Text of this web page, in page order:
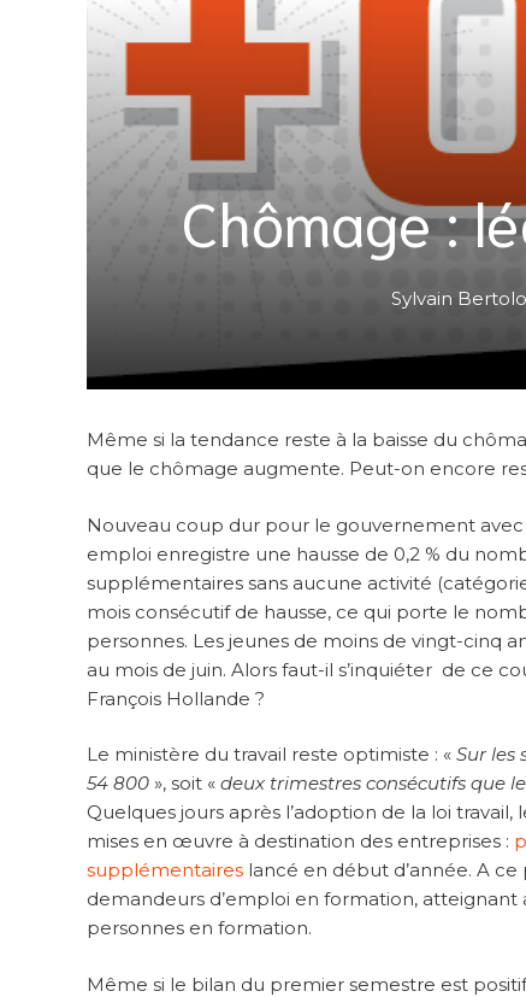
Chômage :
Sylvain
Même si la tendance reste à la baisse du
que le chômage augmente. Peut-on encore
Nouveau coup dur pour le gouvernement
emploi enregistre une hausse de 0,2 % du
supplémentaires sans aucune activité
mois consécutif de hausse, ce qui porte le
personnes. Les jeunes de moins de vingt-cinq
au mois de juin. Alors faut-il s’inquiéter de ce
François Hollande ?
Le ministère du travail reste optimiste : « Sur les
54 800 », soit « deux trimestres consécutifs que
Quelques jours après l’adoption de la loi
mises en œuvre à destination des entreprises :
supplémentaires lancé en début d’année. A ce
demandeurs d’emploi en formation,
personnes en formation.
Même si le bilan du premier semestre est